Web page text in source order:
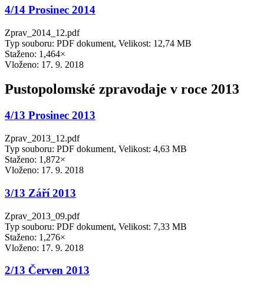
4/14 Prosinec 2014
Zprav_2014_12.pdf
Typ souboru: PDF dokument, Velikost: 12,74 MB
Staženo: 1,464×
Vloženo: 17. 9. 2018
Pustopolomské zpravodaje v roce 2013
4/13 Prosinec 2013
Zprav_2013_12.pdf
Typ souboru: PDF dokument, Velikost: 4,63 MB
Staženo: 1,872×
Vloženo: 17. 9. 2018
3/13 Září 2013
Zprav_2013_09.pdf
Typ souboru: PDF dokument, Velikost: 7,33 MB
Staženo: 1,276×
Vloženo: 17. 9. 2018
2/13 Červen 2013